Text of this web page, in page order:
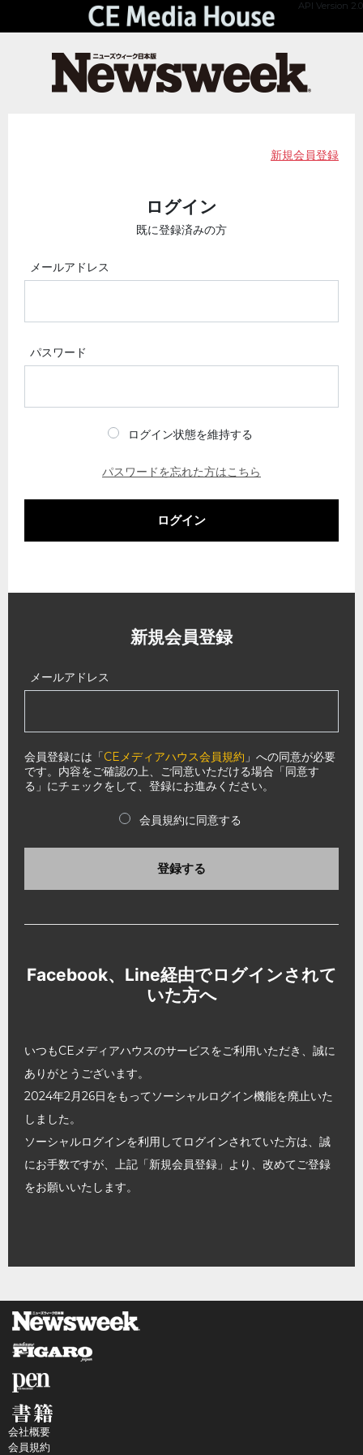
API Version 2.0
新規会員登録
ログイン
既に登録済みの方
メールアドレス
パスワード
ログイン状態を維持する
パスワードを忘れた方はこちら
ログイン
新規会員登録
メールアドレス
会員登録には「CEメディアハウス会員規約 」への同意が必要
です。内容をご確認の上、ご同意いただける場合「同意す
る」にチェックをして、登録にお進みください。
会員規約に同意する
登録する
Facebook、Line経由でログインされて
いた方へ
いつもCEメディアハウスのサービスをご利用いただき、誠に
ありがとうございます。
2024年2月26日をもってソーシャルログイン機能を廃止いた
しました。
ソーシャルログインを利用してログインされていた方は、誠
にお手数ですが、上記「新規会員登録」より、改めてご登録
をお願いいたします。
会社概要
会員規約